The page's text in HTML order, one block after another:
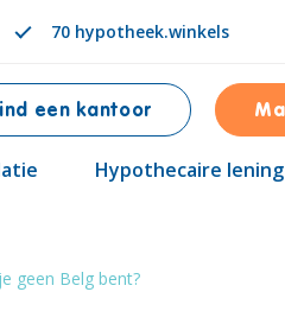
70 hypotheek.winkels
een kantoor
Hypothecaire lening
geen Belg bent?